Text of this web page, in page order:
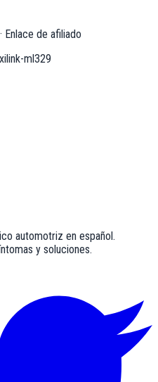
Enlace de afiliado
ml329
automotriz en español.
y soluciones.